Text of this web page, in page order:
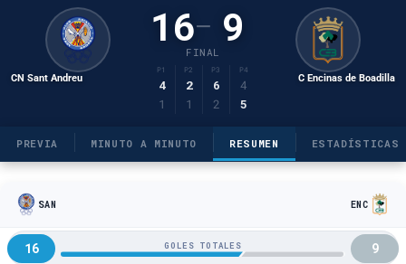
CN Sant Andreu
16– 9
FINAL
P1 P2 P3 P4
4 2 6
4
1
1 2 5
C Encinas de Boadilla
PREVIA MINUTO A MINUTO RESUMEN ESTADÍSTICAS
SAN ENC
16 GOLES TOTALES 9